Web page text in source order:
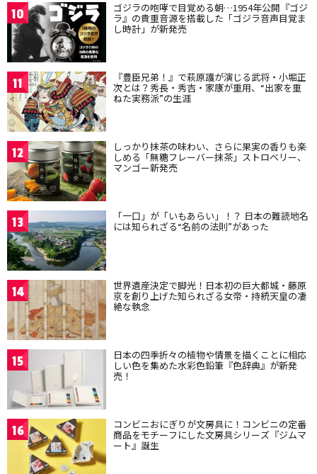
10 ゴジラの咆哮で目覚める朝…1954年公開『ゴジ
ラ』の貴重音源を搭載した「ゴジラ音声目覚ま
し時計」が新発売
11 『豊臣兄弟！』で萩原護が演じる武将・小堀正
次とは？秀長・秀吉・家康が重用、“出家を重
ねた実務派”の生涯
12 しっかり抹茶の味わい、さらに果実の香りも楽
しめる「無糖フレーバー抹茶」ストロベリー、
マンゴー新発売
13 「一口」が「いもあらい」！？ 日本の難読地名
には知られざる“名前の法則”があった
14 世界遺産決定で脚光！日本初の巨大都城・藤原
京を創り上げた知られざる女帝・持統天皇の凄
絶な執念
15 日本の四季折々の植物や情景を描くことに相応
しい色を集めた水彩色鉛筆『色辞典』が新発
売！
16 コンビニおにぎりが文房具に！コンビニの定番
商品をモチーフにした文房具シリーズ『ジムマ
ート』誕生